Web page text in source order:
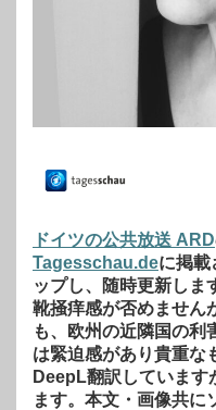
ドイツの公共放送 ARD
Tagesschau.deに掲載
ップし、随時更新しま
靴掻痒感が否めません
も、欧州の近隣国の利
は緊迫感があり貴重な
DeepL翻訳しています
ます。本文・画像共